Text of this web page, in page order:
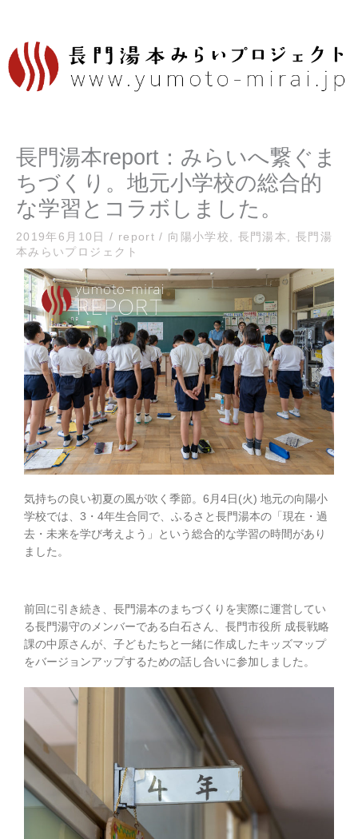
容
を
長門湯本report：みらいへ繋ぐま
ちづくり。地元小学校の総合的
な学習とコラボしました。
2019年6月10日/ report / 向陽小学校 長門湯本
長門湯
本みらいプロジェクト
気持ちの良い初夏の風が吹く季節。6月4日(火) 地元の向陽小
学校では、3・4年生合同で、ふるさと長門湯本の「現在・過
去・未来を学び考えよう」という総合的な学習の時間があり
ました。
前回に引き続き、長門湯本のまちづくりを実際に運営してい
る長門湯守のメンバーである白石さん、長門市役所 成長戦略
課の中原さんが、子どもたちと一緒に作成したキッズマップ
をバージョンアップするための話し合いに参加しました。